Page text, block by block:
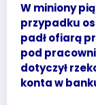
W miniony
przypadku
padł ofiarą
pod
dotyczył
konta w